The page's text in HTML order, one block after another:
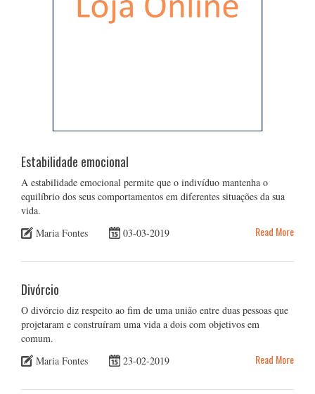
Estabilidade emocional
A estabilidade emocional permite que o indivíduo mantenha o
equilíbrio dos seus comportamentos em diferentes situações da sua
vida.
Maria Fontes
03-03-2019 Read More
Divórcio
O divórcio diz respeito ao fim de uma união entre duas pessoas que
projetaram e construíram uma vida a dois com objetivos em
comum.
Maria Fontes
23-02-2019 Read More